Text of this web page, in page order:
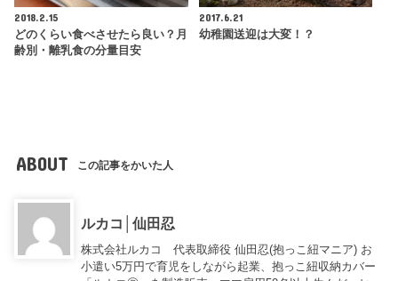
2018.2.15
どのくらい食べさせたら良い？月
齢別・離乳食の分量目安
2017.6.21
幼稚園送迎は大変！？
ABOUT この記事をかいた人
ルカコ│仙田忍
株式会社ルカコ 代表取締役 仙田忍(抱っこ紐マニア) お
小遣い5万円で育児をしながら起業、抱っこ紐収納カバー